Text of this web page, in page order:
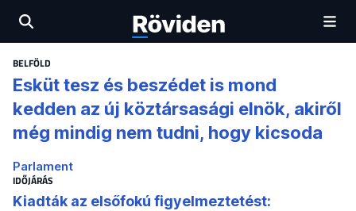
BELFÖLD
Esküt tesz és beszédet is mond
kedden az új köztársasági elnök, akiről
még mindig nem tudni, hogy kicsoda
Parlament
IDŐJÁRÁS
Kiadták az elsőfokú figyelmeztetést: